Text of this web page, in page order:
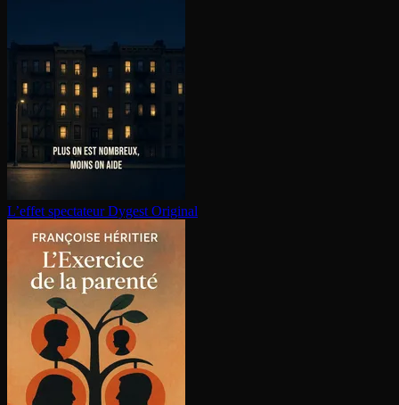
L’effet spectateur Dygest Original